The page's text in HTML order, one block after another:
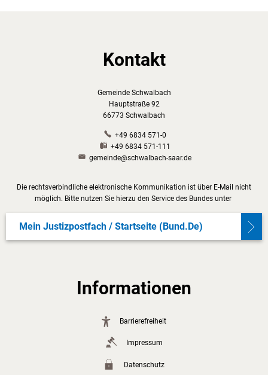
Kontakt
Gemeinde Schwalbach
Hauptstraße 92
66773 Schwalbach
+49 6834 571-0
+49 6834 571-111
gemeinde@schwalbach-saar.de
Die rechtsverbindliche elektronische Kommunikation ist über E-Mail nicht
möglich. Bitte nutzen Sie hierzu den Service des Bundes unter
Mein Justizpostfach / Startseite (bund.de)
Informationen
Barrierefreiheit
Impressum
Datenschutz